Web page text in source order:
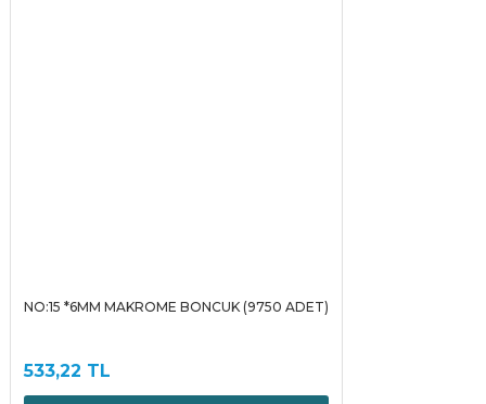
NO:15 *6MM MAKROME BONCUK (9750 ADET)
533,22 TL